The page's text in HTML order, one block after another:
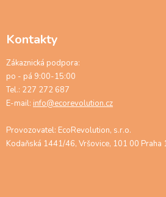
Kontakty
Zákaznická podpora:
po - pá 9:00-15:00
Tel.: 227 272 687
E-mail: info@ecorevolution.cz
Provozovatel: EcoRevolution, s.r.o.
Kodaňská 1441/46, Vršovice, 101 00 Praha